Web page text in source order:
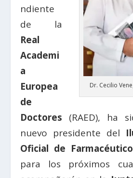
Dr. Cecilio
ndiente
de la
Real
Academi
a
Europea
de
Doctores (RAED), ha
nuevo presidente del
Oficial de
para los próximos